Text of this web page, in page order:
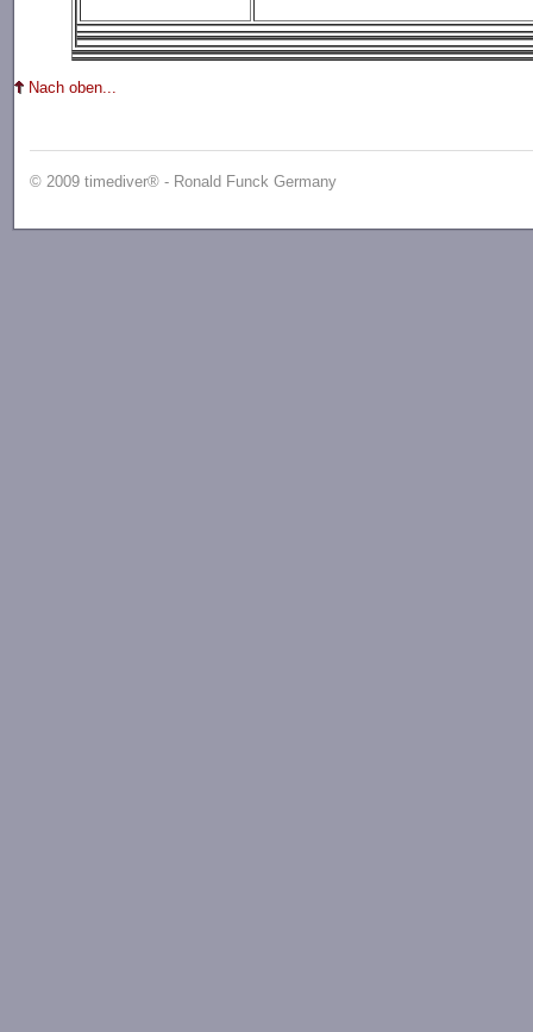
Nach oben...
© 2009 timediver® - Ronald Funck Germany